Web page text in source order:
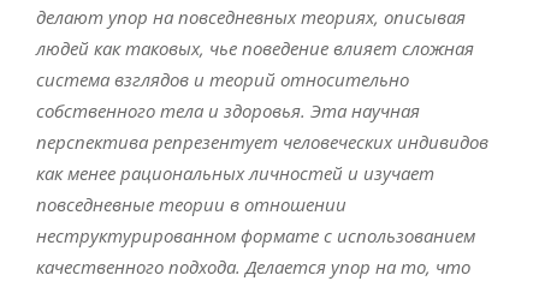
делают упор на повседневных теориях, описывая
людей как таковых, чье поведение влияет сложная
система взглядов и теорий относительно
собственного тела и здоровья. Эта научная
перспектива репрезентует человеческих индивидов
как менее рациональных личностей и изучает
повседневные теории в отношении
неструктурированном формате с использованием
качественного подхода. Делается упор на то, что